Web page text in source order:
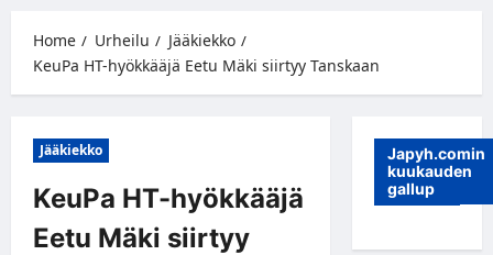
Home Urheilu
Jääkiekko
KeuPa HT-hyökkääjä Eetu Mäki siirtyy Tanskaan
Jääkiekko
KeuPa HT-hyökkääjä
Eetu Mäki siirtyy
Japyh.comin
kuukauden
gallup